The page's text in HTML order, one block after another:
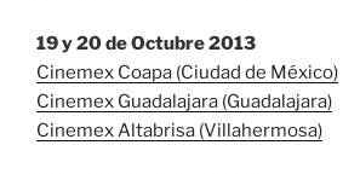
19 y 20 de Octubre 2013
Cinemex Coapa (Ciudad de México)
Cinemex Guadalajara (Guadalajara)
Cinemex Altabrisa (Villahermosa)